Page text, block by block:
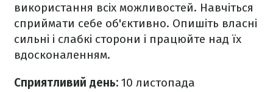
використання всіх можливостей. Навчіться
сприймати себе об'єктивно. Опишіть власні
сильні і слабкі сторони і працюйте над їх
вдосконаленням.
Сприятливий день: 10 листопада